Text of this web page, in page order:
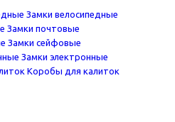
Замки велосипедные
Замки почтовые
Замки сейфовые
Замки электронные
Коробы для калиток